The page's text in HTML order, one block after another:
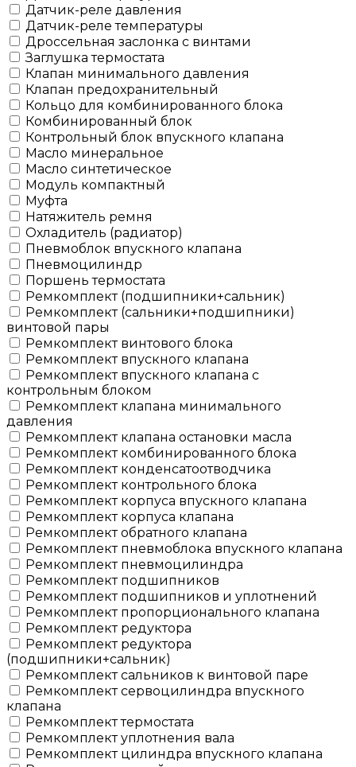
Датчик-реле давления
Датчик-реле температуры
Дроссельная заслонка с винтами
Заглушка термостата
Клапан минимального давления
Клапан предохранительный
Кольцо для комбинированного блока
Комбинированный блок
Контрольный блок впускного клапана
Масло минеральное
Масло синтетическое
Модуль компактный
Муфта
Натяжитель ремня
Охладитель (радиатор)
Пневмоблок впускного клапана
Пневмоцилиндр
Поршень термостата
Ремкомплект (подшипники+сальник)
Ремкомплект (сальники+подшипники)
винтовой пары
Ремкомплект винтового блока
Ремкомплект впускного клапана
Ремкомплект впускного клапана с
контрольным блоком
Ремкомплект клапана минимального
давления
Ремкомплект клапана остановки масла
Ремкомплект комбинированного блока
Ремкомплект конденсатоотводчика
Ремкомплект контрольного блока
Ремкомплект корпуса впускного клапана
Ремкомплект корпуса клапана
Ремкомплект обратного клапана
Ремкомплект пневмоблока впускного клапана
Ремкомплект пневмоцилиндра
Ремкомплект подшипников
Ремкомплект подшипников и уплотнений
Ремкомплект пропорционального клапана
Ремкомплект редуктора
Ремкомплект редуктора
(подшипники+сальник)
Ремкомплект сальников к винтовой паре
Ремкомплект сервоцилиндра впускного
клапана
Ремкомплект термостата
Ремкомплект уплотнения вала
Ремкомплект цилиндра впускного клапана